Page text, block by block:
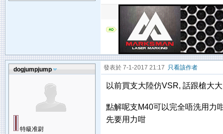
dogjumpjump
特級准尉
發表於 7-1-2017 21:17 只看該作者
以前買支大陸仿VSR, 話跟槍大
點解呢支M40可以完全唔洗用力
先要用力咁